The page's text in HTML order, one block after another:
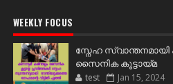
WEEKLY FOCUS
സ്നേഹ സ്വാന്തനമായി
സൈനിക കൂട്ടായ്മ
test Jan 15, 2024